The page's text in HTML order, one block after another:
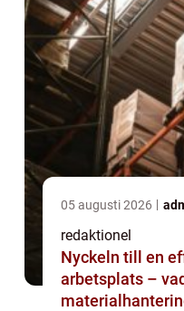
05 augusti 2026
redaktionel
Nyckeln till en
arbetsplats –